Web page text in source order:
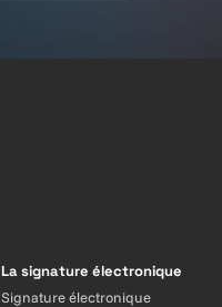
La signature électronique
Signature électronique